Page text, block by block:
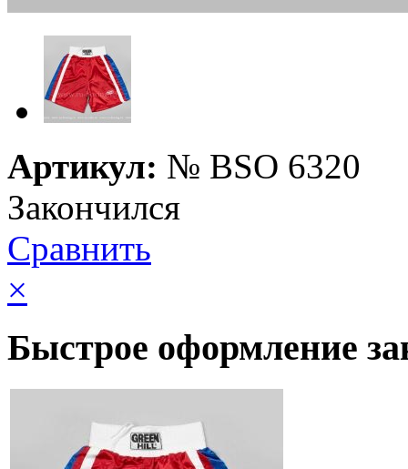
Артикул: № BSO 6320
Закончился
Сравнить
×
Быстрое оформление